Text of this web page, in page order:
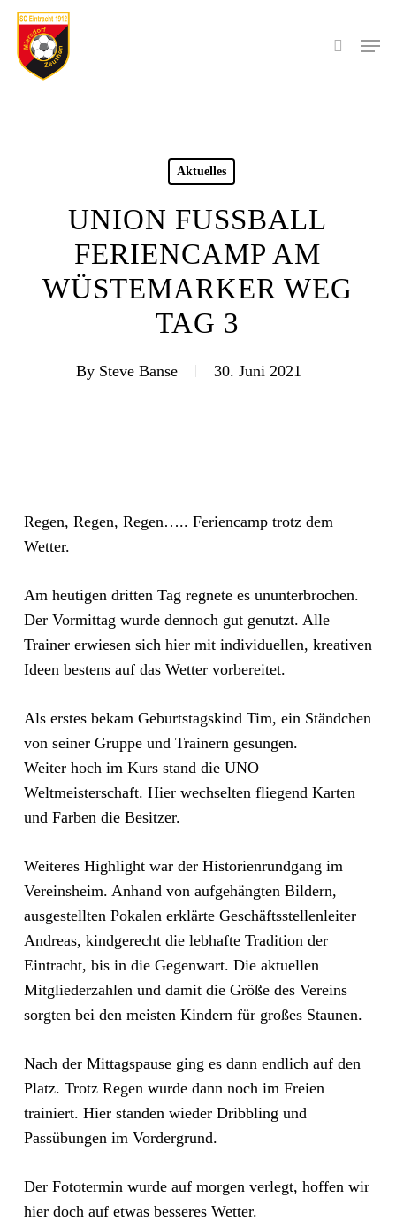
Skip
main
content
search
Menu
Aktuelles
UNION FUSSBALL
FERIENCAMP AM
WÜSTEMARKER WEG
TAG 3
By Steve Banse 30. Juni 2021
Regen, Regen, Regen….. Feriencamp trotz dem
Wetter.
Am heutigen dritten Tag regnete es ununterbrochen.
Der Vormittag wurde dennoch gut genutzt. Alle
Trainer erwiesen sich hier mit individuellen, kreativen
Ideen bestens auf das Wetter vorbereitet.
Als erstes bekam Geburtstagskind Tim, ein Ständchen
von seiner Gruppe und Trainern gesungen.
Weiter hoch im Kurs stand die UNO
Weltmeisterschaft. Hier wechselten fliegend Karten
und Farben die Besitzer.
Weiteres Highlight war der Historienrundgang im
Vereinsheim. Anhand von aufgehängten Bildern,
ausgestellten Pokalen erklärte Geschäftsstellenleiter
Andreas, kindgerecht die lebhafte Tradition der
Eintracht, bis in die Gegenwart. Die aktuellen
Mitgliederzahlen und damit die Größe des Vereins
sorgten bei den meisten Kindern für großes Staunen.
Nach der Mittagspause ging es dann endlich auf den
Platz. Trotz Regen wurde dann noch im Freien
trainiert. Hier standen wieder Dribbling und
Passübungen im Vordergrund.
Der Fototermin wurde auf morgen verlegt, hoffen wir
hier doch auf etwas besseres Wetter.